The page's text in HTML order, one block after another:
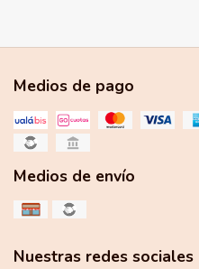
Medios de pago
Medios de envío
Nuestras redes sociales